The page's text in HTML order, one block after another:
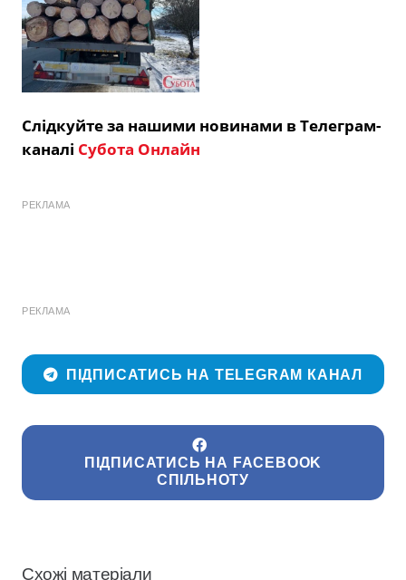
Слідкуйте за нашими новинами в Телеграм-
каналі Субота Онлайн
РЕКЛАМА
РЕКЛАМА
ПІДПИСАТИСЬ НА TELEGRAM КАНАЛ
ПІДПИСАТИСЬ НА FACEBOOK
СПІЛЬНОТУ
Схожі матеріали